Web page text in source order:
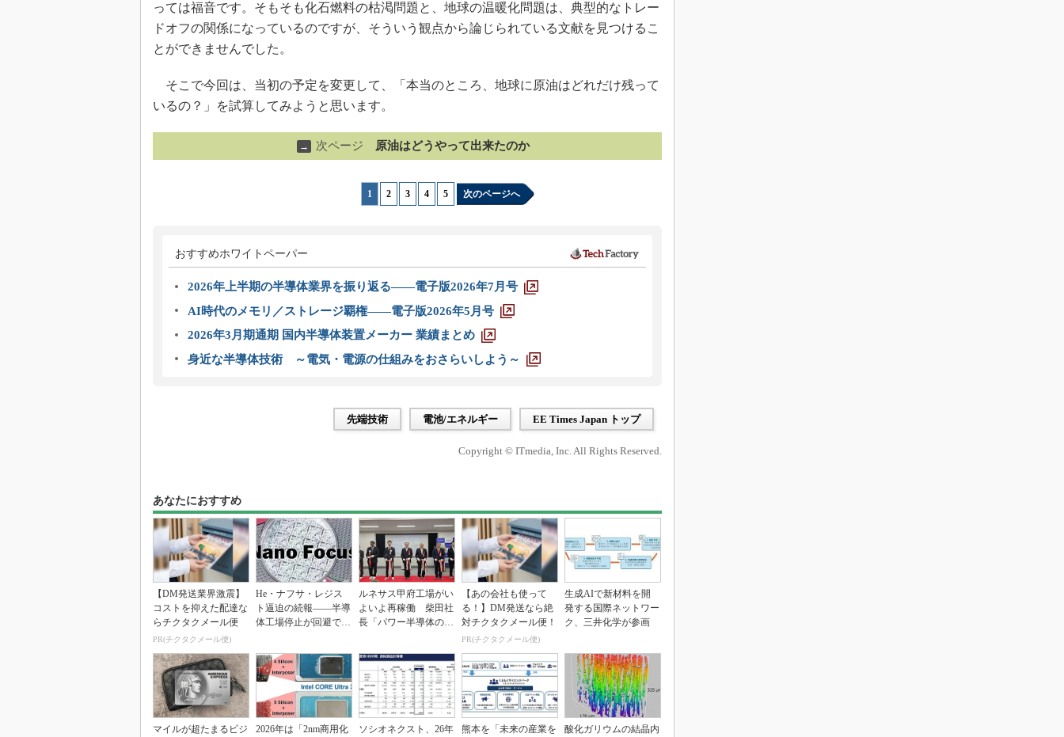
っては福音です。そもそも化石燃料の枯渇問題と、地球の温暖化問題は、典型的なトレー
ドオフの関係になっているのですが、そういう観点から論じられている文献を見つけるこ
とができませんでした。
そこで今回は、当初の予定を変更して、「本当のところ、地球に原油はどれだけ残って
いるの？」を試算してみようと思います。
→ 次ページ 原油はどうやって出来たのか
1 2 3 4 5 次のページへ
おすすめホワイトペーパー
2026年上半期の半導体業界を振り返る――電子版2026年7月号
AI時代のメモリ／ストレージ覇権――電子版2026年5月号
2026年3月期通期 国内半導体装置メーカー 業績まとめ
身近な半導体技術 ～電気・電源の仕組みをおさらいしよう～
先端技術 電池/エネルギー EE Times Japan トップ
Copyright © ITmedia, Inc. All Rights Reserved.
あなたにおすすめ
【DM発送業界激震】
コストを抑えた配達な
らチクタクメール便
PR(チクタクメール便)
He・ナフサ・レジス
ト逼迫の続報――半導
体工場停止が回避でき
ルネサス甲府工場がい
よいよ再稼働 柴田社
長「パワー半導体の戦
【あの会社も使って
る！】DM発送なら絶
対チクタクメール便！
PR(チクタクメール便)
生成AIで新材料を開
発する国際ネットワー
ク、三井化学が参画
マイルが超たまるビジ
2026年は「2nm商用化
ソシオネクスト、26年
熊本を「未来の産業を
酸化ガリウムの結晶内